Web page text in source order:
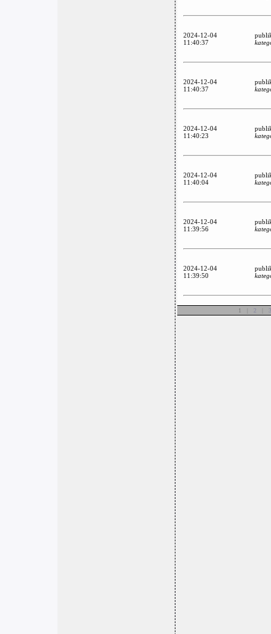
2024-12-04
11:40:37
2024-12-04
11:40:37
2024-12-04
11:40:23
2024-12-04
11:40:04
2024-12-04
11:39:56
2024-12-04
11:39:50
1 | 2 3